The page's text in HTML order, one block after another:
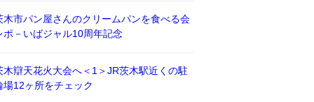
木市パン屋さんのクリームパンを食べる会
ポ－いばジャル10周年記念
木辯天花火大会へ＜1＞JR茨木駅近くの駐
場12ヶ所をチェック